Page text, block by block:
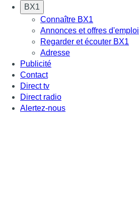
BX1
Connaître BX1
Annonces et offres d'emploi
Regarder et écouter BX1
Adresse
Publicité
Contact
Direct tv
Direct radio
Alertez-nous